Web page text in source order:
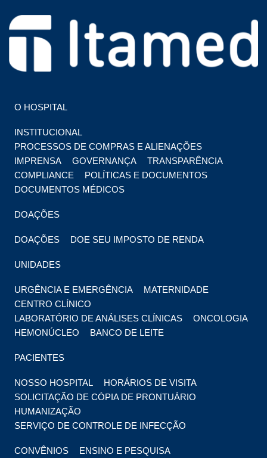
HOSPITAL EM FOZ DO IGUAÇU
O HOSPITAL
INSTITUCIONAL
PROCESSOS DE COMPRAS E ALIENAÇÕES
IMPRENSA
GOVERNANÇA
TRANSPARÊNCIA
COMPLIANCE
POLÍTICAS E DOCUMENTOS
DOCUMENTOS MÉDICOS
DOAÇÕES
DOAÇÕES DOE SEU IMPOSTO DE RENDA
UNIDADES
URGÊNCIA E EMERGÊNCIA
MATERNIDADE
CENTRO CLÍNICO
LABORATÓRIO DE ANÁLISES CLÍNICAS
ONCOLOGIA
HEMONÚCLEO
BANCO DE LEITE
PACIENTES
NOSSO HOSPITAL
HORÁRIOS DE VISITA
SOLICITAÇÃO DE CÓPIA DE PRONTUÁRIO
HUMANIZAÇÃO
SERVIÇO DE CONTROLE DE INFECÇÃO
CONVÊNIOS ENSINO E PESQUISA